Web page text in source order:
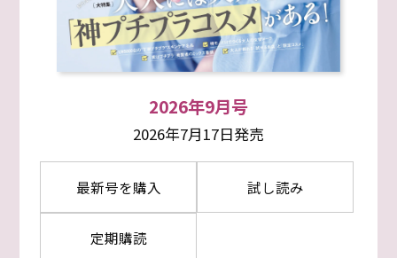
2026年9月号
2026年7月17日発売
最新号を購入 試し読み
定期購読